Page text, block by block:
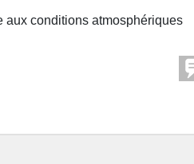
aux conditions atmosphériques